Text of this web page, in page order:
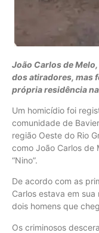
João Carlos de
dos atiradores, mas
própria residência
Um homicídio foi
comunidade de
região Oeste do Rio
como João Carlos de
“Nino”.
De acordo com as
Carlos estava em
dois homens que
Os criminosos